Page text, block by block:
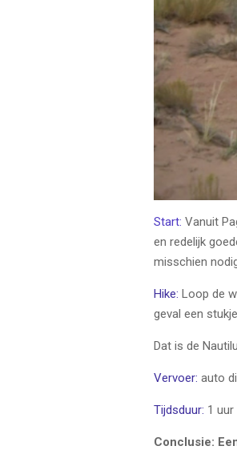
Start: Vanuit
en redelijk
misschien
Hike: Loop de
geval een
Dat is de
Vervoer: auto
Tijdsduur: 1 uur
Conclusie: